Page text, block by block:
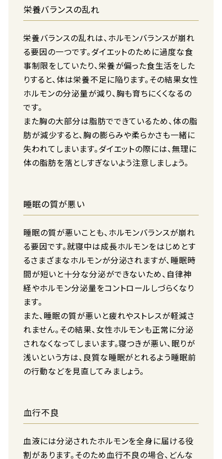
栄養バランスの乱れ
栄養バランスの乱れは、ホルモンバランスが崩れ
る要因の一つです。ダイエットのために過度な食
事制限をしていたり、栄養が偏った食生活をした
りすると、体は栄養不足に陥ります。その結果女性
ホルモンの分泌量が減り、胸も育ちにくくなるの
です。
また胸の大部分は脂肪でできているため、体の脂
肪が減少すると、胸の膨らみや柔らかさも一緒に
失われてしまいます。ダイエットの際には、無理に
体の脂肪を落としすぎないよう注意しましょう。
睡眠の質が悪い
睡眠の質が悪いことも、ホルモンバランスが崩れ
る要因です。就寝中は成長ホルモンをはじめとす
るさまざまなホルモンが分泌されますが、睡眠時
間が短いと十分な分泌ができないため、自律神
経やホルモン分泌量をコントロールしづらくなり
ます。
また、睡眠の質が悪いと疲れやストレスが軽減さ
れません。その結果、女性ホルモンも正常に分泌
されなくなってしまいます。寝つきが悪い、眠りが
浅いという方は、良質な睡眠がとれるよう睡眠前
の行動などを見直してみましょう。
血行不良
血液には分泌されたホルモンを全身に届ける役
割があります。そのため血行不良の場合、どんな